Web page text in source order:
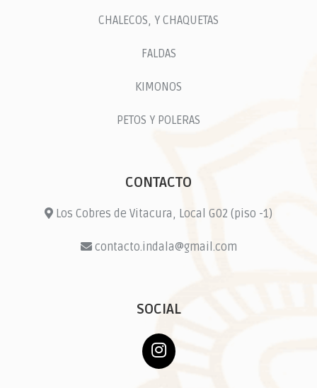
CHALECOS, Y CHAQUETAS
FALDAS
KIMONOS
PETOS Y POLERAS
CONTACTO
Los Cobres de Vitacura, Local G02 (piso -1)
contacto.indala@gmail.com
SOCIAL